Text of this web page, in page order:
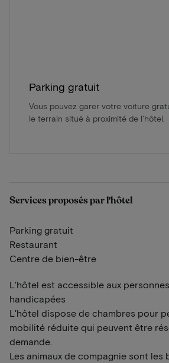
Parking gratuit
Vous pouvez garer votre voiture
le terrain situé à proximité de l'hôtel.
Services proposés par l'hôtel
Parking gratuit
Restaurant
Centre de bien-être
L'hôtel est accessible aux personnes
handicapées
L'hôtel dispose de chambres pour
mobilité réduite qui peuvent être
demande.
Les animaux de compagnie sont les